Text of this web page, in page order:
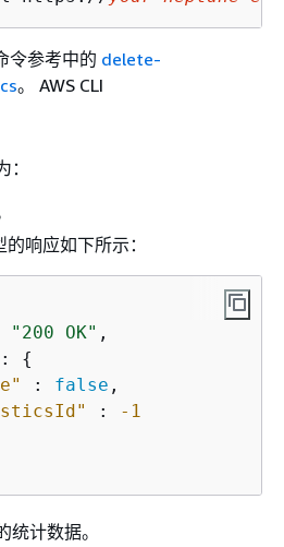
令参考中的 delete-
。 AWS CLI
响应如下所示：
"200 OK" ,
: {
: false ,
:
-1
统计数据。